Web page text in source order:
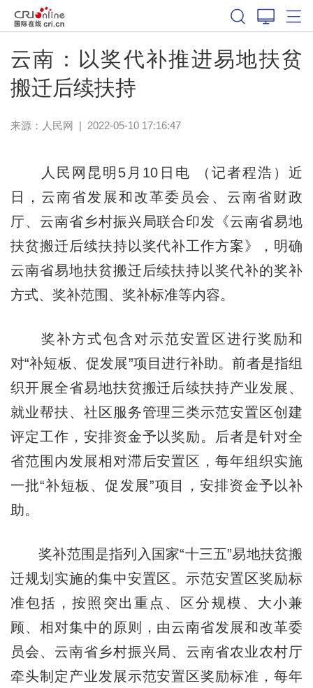
云南：以奖代补推进易地扶贫
搬迁后续扶持
来源： 人民网 | 2022-05-10 17:16:47
人民网昆明5月10日电 （记者程浩）近
日，云南省发展和改革委员会、云南省财政
厅、云南省乡村振兴局联合印发《云南省易地
扶贫搬迁后续扶持以奖代补工作方案》，明确
云南省易地扶贫搬迁后续扶持以奖代补的奖补
方式、奖补范围、奖补标准等内容。
奖补方式包含对示范安置区进行奖励和
对“补短板、促发展”项目进行补助。前者是指组
织开展全省易地扶贫搬迁后续扶持产业发展、
就业帮扶、社区服务管理三类示范安置区创建
评定工作，安排资金予以奖励。后者是针对全
省范围内发展相对滞后安置区，每年组织实施
一批“补短板、促发展”项目，安排资金予以补
助。
奖补范围是指列入国家“十三五”易地扶贫搬
迁规划实施的集中安置区。示范安置区奖励标
准包括，按照突出重点、区分规模、大小兼
顾、相对集中的原则，由云南省发展和改革委
员会、云南省乡村振兴局、云南省农业农村厅
牵头制定产业发展示范安置区奖励标准，每年